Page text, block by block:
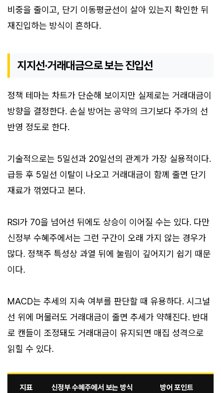
비중을 줄이고, 단기 이동평균선이 살아 있는지 확인한 뒤
재진입하는 방식이 흔하다.
지지선·거래대금으로 보는 진입선
정책 테마는 차트가 단순해 보이지만 실제로는 거래대금이
방향을 결정한다. 손실 방어는 공약의 크기보다 주가의 선
반영 정도로 한다.
기술적으로는 5일선과 20일선의 관계가 가장 실용적이다.
급등 후 5일선 이탈이 나오고 거래대금이 함께 줄면 단기
재료가 꺾였다고 본다.
RSI가 70을 넘어선 뒤에도 상승이 이어질 수는 있다. 다만
신정부 수혜주에서는 그런 구간이 오래 가지 않는 경우가
많다. 정책주 특성상 과열 뒤에 눌림이 깊어지기 쉽기 때문
이다.
MACD는 추세의 지속 여부를 판단할 때 유용하다. 시그널
선 위에 머물러도 거래대금이 줄면 추세가 약해진다. 반대
로 캔들이 조정돼도 거래대금이 유지되면 매집 성격으로
읽힐 수 있다.
지표 신정부 수혜주에서 보는 방식 방어 포인트